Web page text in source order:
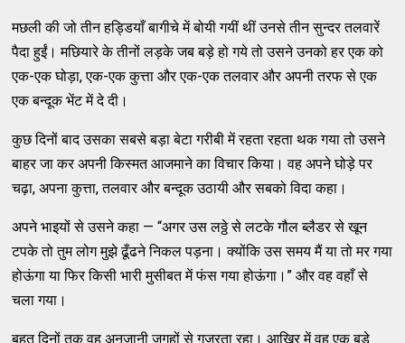
मछली की जो तीन हड्डियाँ बागीचे में बोयी गयीं थीं उनसे तीन सुन्दर तलवारें
पैदा हुईं। मछियारे के तीनों लड़के जब बड़े हो गये तो उसने उनको हर एक को
एक-एक घोड़ा, एक-एक कुत्ता और एक-एक तलवार और अपनी तरफ से एक
एक बन्दूक भेंट में दे दी।
कुछ दिनों बाद उसका सबसे बड़ा बेटा गरीबी में रहता रहता थक गया तो उसने
बाहर जा कर अपनी किस्मत आजमाने का विचार किया। वह अपने घोड़े पर
चढ़ा, अपना कुत्ता, तलवार और बन्दूक उठायी और सबको विदा कहा।
अपने भाइयों से उसने कहा — “अगर उस लठ्ठे से लटके गौल ब्लैडर से खून
टपके तो तुम लोग मुझे ढूँढने निकल पड़ना। क्योंकि उस समय मैं या तो मर गया
होऊंगा या फिर किसी भारी मुसीबत में फंस गया होऊंगा।” और वह वहाँ से
चला गया।
बहुत दिनों तक वह अनजानी जगहों से गुजरता रहा। आखिर में वह एक बड़े